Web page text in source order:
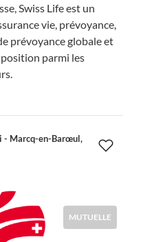
Swiss Life est un
vie, prévoyance,
prévoyance globale et
parmi les
- Marcq-en-Barœul,
MUTUELLE